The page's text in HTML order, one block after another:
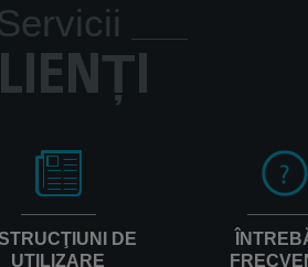
DE
UTILIZARE